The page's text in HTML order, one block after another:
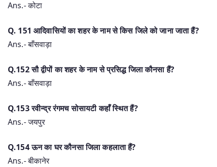
Ans.- कोटा
Q. 151 आदिवासियों का शहर के नाम से किस जिले को जाना जाता हैं?
Ans.- बाँसवाड़ा
Q.152 सौ द्वीपों का शहर के नाम से प्रसिद्ध जिला कौनसा हैं?
Ans.- बाँसवाड़ा
Q.153 रवीन्द्र रंगमच सोसायटी कहाँ स्थित हैं?
Ans.- जयपुर
Q.154 ऊन का घर कौनसा जिला कहलाता हैं?
Ans.- बीकानेर